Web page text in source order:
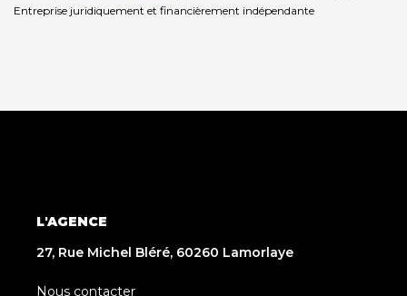
Entreprise juridiquement et financièrement indépendante
L'AGENCE
27, Rue Michel Bléré, 60260 Lamorlaye
Nous contacter